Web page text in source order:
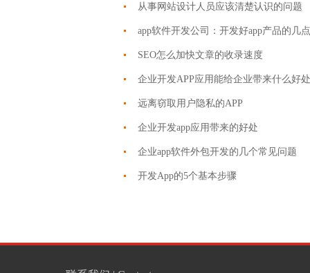
从事网站设计人员应该清楚认识的问题
app软件开发公司：开发好app产品的几
SEO怎么加快文章的收录速度
企业开发APP应用能给企业带来什么好
远离窃取用户隐私的APP
企业开发app应用带来的好处
企业app软件外包开发的几个常见问题
开发App的5个基本步骤